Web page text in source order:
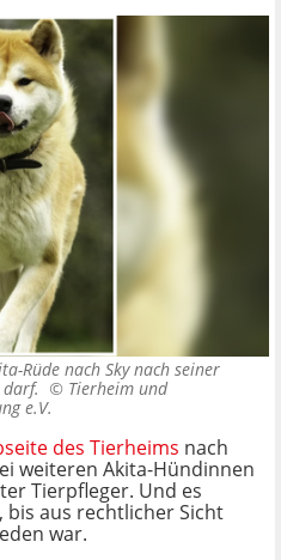
Rüde nach Sky nach seiner
darf. © Tierheim und
e.V.
des Tierheims nach
weiteren Akita-Hündinnen
Tierpfleger. Und es
bis aus rechtlicher Sicht
war.